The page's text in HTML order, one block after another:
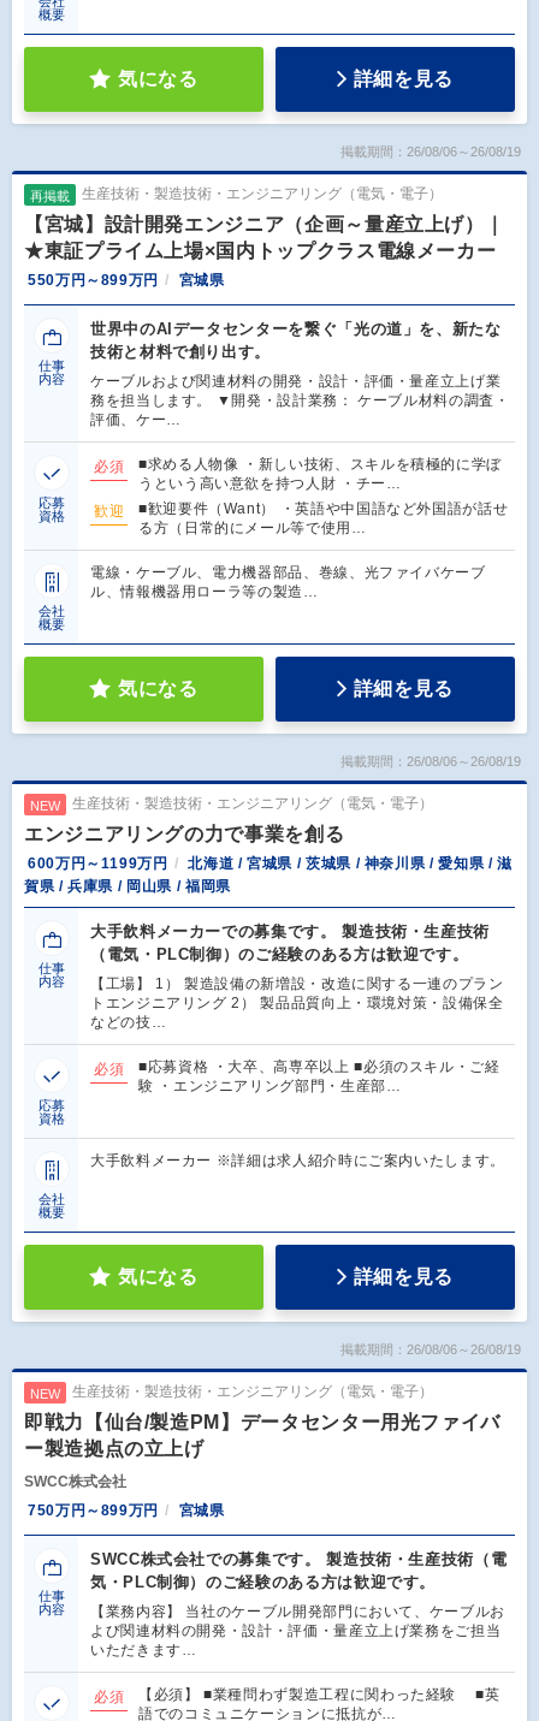
概要
気になる 詳細を見る
掲載期間：26/08/06～26/08/19
再掲載 生産技術・製造技術・エンジニアリング（電気・電子）
【宮城】設計開発エンジニア（企画～量産立上げ）｜
★東証プライム上場×国内トップクラス電線メーカー
550万円～899万円 宮城県
仕事
内容
世界中のAIデータセンターを繋ぐ「光の道」を、新たな
技術と材料で創り出す。
ケーブルおよび関連材料の開発・設計・評価・量産立上げ業
務を担当します。 ▼開発・設計業務： ケーブル材料の調査・
評価、ケー…
応募
資格
必須
■求める人物像 ・新しい技術、スキルを積極的に学ぼ
うという高い意欲を持つ人財 ・チー…
歓迎
■歓迎要件（Want） ・英語や中国語など外国語が話せ
る方（日常的にメール等で使用…
会社
概要
電線・ケーブル、電力機器部品、巻線、光ファイバケーブ
ル、情報機器用ローラ等の製造…
気になる 詳細を見る
掲載期間：26/08/06～26/08/19
NEW 生産技術・製造技術・エンジニアリング（電気・電子）
エンジニアリングの力で事業を創る
600万円～1199万円
北海道 / 宮城県 / 茨城県 / 神奈川県 / 愛知県 / 滋
賀県 / 兵庫県 / 岡山県 / 福岡県
仕事
内容
大手飲料メーカーでの募集です。 製造技術・生産技術
（電気・PLC制御）のご経験のある方は歓迎です。
【工場】 1） 製造設備の新増設・改造に関する一連のプラン
トエンジニアリング 2） 製品品質向上・環境対策・設備保全
などの技…
応募
資格
必須
■応募資格 ・大卒、高専卒以上 ■必須のスキル・ご経
験 ・エンジニアリング部門・生産部…
会社
概要
大手飲料メーカー ※詳細は求人紹介時にご案内いたします。
気になる 詳細を見る
掲載期間：26/08/06～26/08/19
NEW 生産技術・製造技術・エンジニアリング（電気・電子）
即戦力【仙台/製造PM】データセンター用光ファイバ
ー製造拠点の立上げ
SWCC株式会社
750万円～899万円
宮城県
仕事
内容
SWCC株式会社での募集です。 製造技術・生産技術（電
気・PLC制御）のご経験のある方は歓迎です。
【業務内容】 当社のケーブル開発部門において、ケーブルお
よび関連材料の開発・設計・評価・量産立上げ業務をご担当
いただきます…
必須
【必須】 ■業種問わず製造工程に関わった経験 ■英
語でのコミュニケーションに抵抗が…